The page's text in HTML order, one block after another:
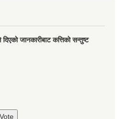
जानकारीबाट कत्तिको सन्तुष्ट